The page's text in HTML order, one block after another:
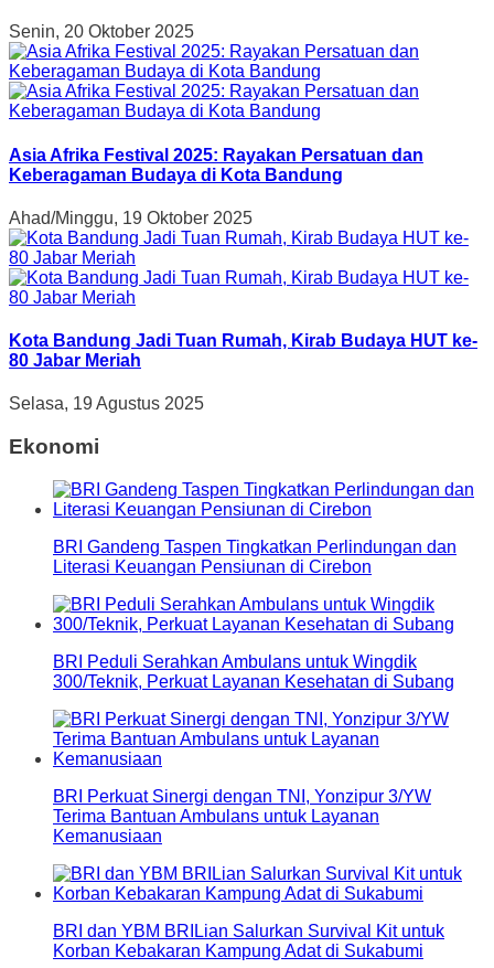
Senin, 20 Oktober 2025
Asia Afrika Festival 2025: Rayakan Persatuan dan
Keberagaman Budaya di Kota Bandung
Ahad/Minggu, 19 Oktober 2025
Kota Bandung Jadi Tuan Rumah, Kirab Budaya HUT ke-
80 Jabar Meriah
Selasa, 19 Agustus 2025
Ekonomi
BRI Gandeng Taspen Tingkatkan Perlindungan dan
Literasi Keuangan Pensiunan di Cirebon
BRI Peduli Serahkan Ambulans untuk Wingdik
300/Teknik, Perkuat Layanan Kesehatan di Subang
BRI Perkuat Sinergi dengan TNI, Yonzipur 3/YW
Terima Bantuan Ambulans untuk Layanan
Kemanusiaan
BRI dan YBM BRILian Salurkan Survival Kit untuk
Korban Kebakaran Kampung Adat di Sukabumi